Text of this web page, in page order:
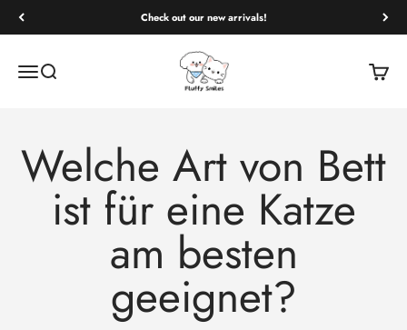
Check out our new arrivals!
Open navigation menu
Open search
Fluffy Smiles
Open
Welche Art von Bett
ist für eine Katze
am besten
geeignet?